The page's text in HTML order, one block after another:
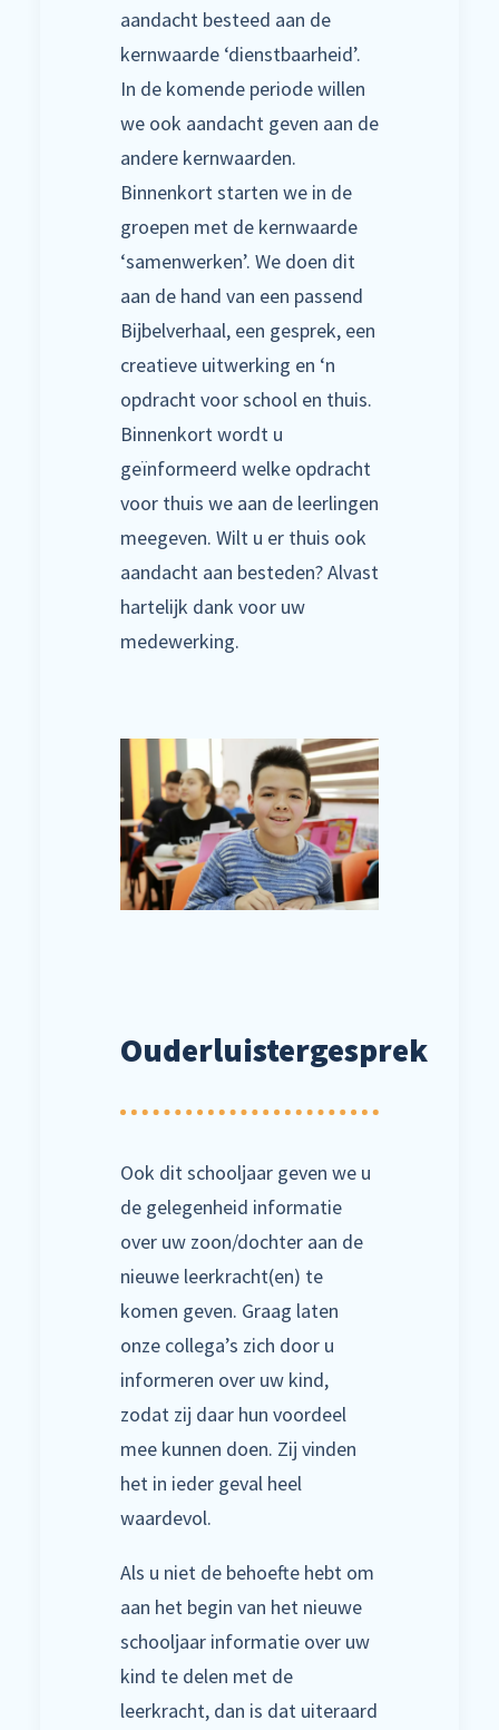
aandacht besteed aan de
kernwaarde ‘dienstbaarheid’.
In de komende periode willen
we ook aandacht geven aan de
andere kernwaarden.
Binnenkort starten we in de
groepen met de kernwaarde
‘samenwerken’. We doen dit
aan de hand van een passend
Bijbelverhaal, een gesprek, een
creatieve uitwerking en ‘n
opdracht voor school en thuis.
Binnenkort wordt u
geïnformeerd welke opdracht
voor thuis we aan de leerlingen
meegeven. Wilt u er thuis ook
aandacht aan besteden? Alvast
hartelijk dank voor uw
medewerking.
Ouderluistergesprek
Ook dit schooljaar geven we u
de gelegenheid informatie
over uw zoon/dochter aan de
nieuwe leerkracht(en) te
komen geven. Graag laten
onze collega’s zich door u
informeren over uw kind,
zodat zij daar hun voordeel
mee kunnen doen. Zij vinden
het in ieder geval heel
waardevol.
Als u niet de behoefte hebt om
aan het begin van het nieuwe
schooljaar informatie over uw
kind te delen met de
leerkracht, dan is dat uiteraard